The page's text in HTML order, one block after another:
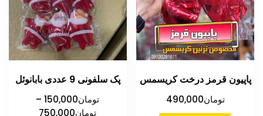
گزینه
ها
ممکن
است
صفحه
محصول
پاپیون قرمز درخت کریسمس
تومان490,000
پک سلفونی 9 عددی بابانوئل
تومان150,000
–
تومان750,000محدوده